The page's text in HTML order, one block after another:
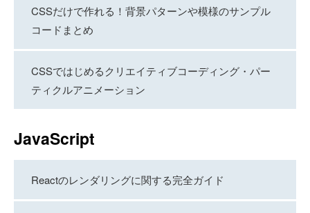
CSSだけで作れる！背景パターンや模様のサンプル
コードまとめ
CSSではじめるクリエイティブコーディング・パー
ティクルアニメーション
JavaScript
Reactのレンダリングに関する完全ガイド